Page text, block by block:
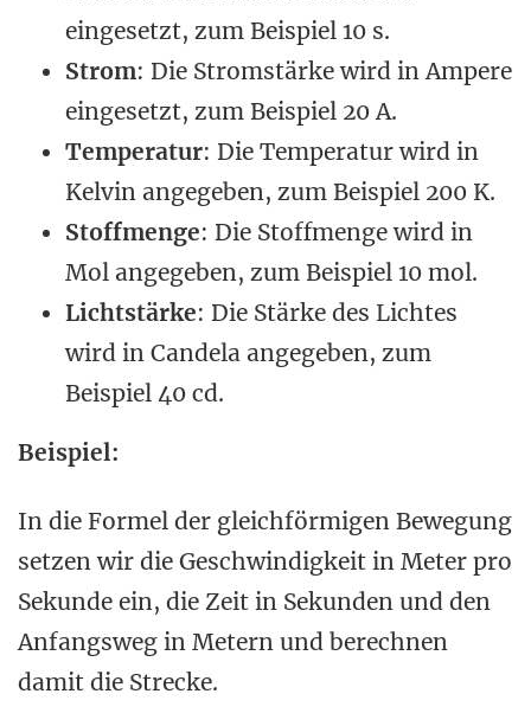
eingesetzt, zum Beispiel 10 s.
Strom: Die Stromstärke wird in Ampere
eingesetzt, zum Beispiel 20 A.
Temperatur: Die Temperatur wird in
Kelvin angegeben, zum Beispiel 200 K.
Stoffmenge: Die Stoffmenge wird in
Mol angegeben, zum Beispiel 10 mol.
Lichtstärke: Die Stärke des Lichtes
wird in Candela angegeben, zum
Beispiel 40 cd.
Beispiel:
In die Formel der gleichförmigen Bewegung
setzen wir die Geschwindigkeit in Meter pro
Sekunde ein, die Zeit in Sekunden und den
Anfangsweg in Metern und berechnen
damit die Strecke.